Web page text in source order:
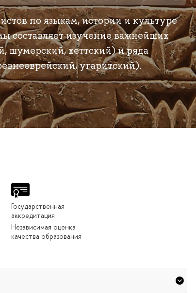
по языкам, истории и культуре
составляет изучение важнейших
шумерский, хеттский) и ряда
угаритский).
Государственная
аккредитация
Независимая оценка
качества образования